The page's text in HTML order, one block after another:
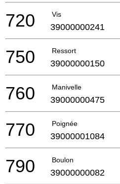
Vis
720 39000000241
Ressort
750 39000000150
Manivelle
760 39000000475
Poignée
770 39000001084
Boulon
790 39000000082